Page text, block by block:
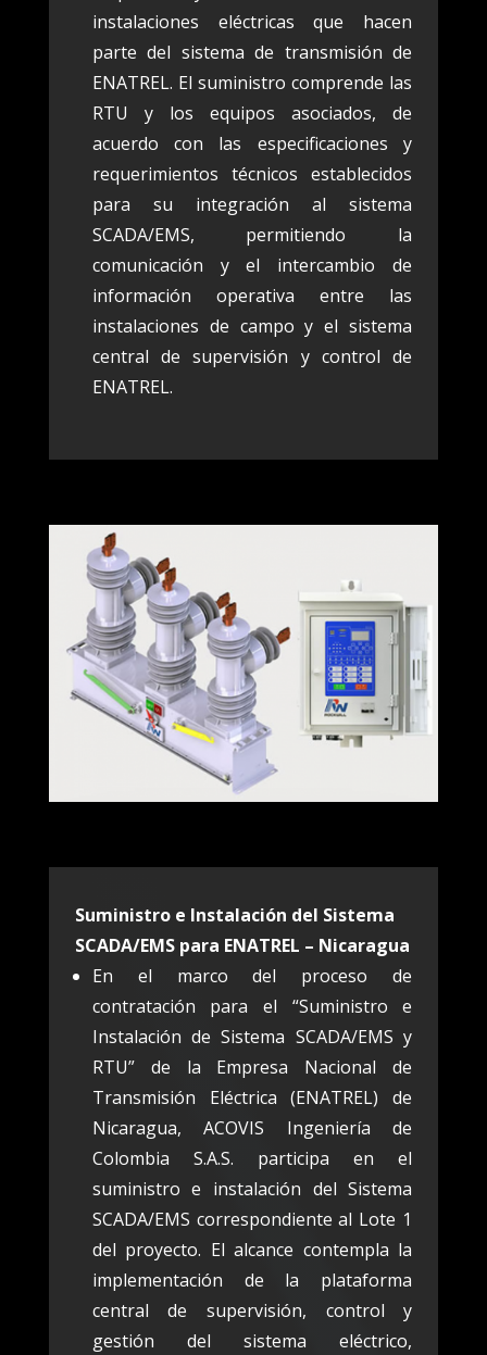
instalaciones eléctricas que hacen
parte del sistema de transmisión de
ENATREL. El suministro comprende las
RTU y los equipos asociados, de
acuerdo con las especificaciones y
requerimientos técnicos establecidos
para su integración al sistema
SCADA/EMS, permitiendo la
comunicación y el intercambio de
información operativa entre las
instalaciones de campo y el sistema
central de supervisión y control de
ENATREL.
Suministro e Instalación del Sistema
SCADA/EMS para ENATREL – Nicaragua
En el marco del proceso de
contratación para el “Suministro e
Instalación de Sistema SCADA/EMS y
RTU” de la Empresa Nacional de
Transmisión Eléctrica (ENATREL) de
Nicaragua, ACOVIS Ingeniería de
Colombia S.A.S. participa en el
suministro e instalación del Sistema
SCADA/EMS correspondiente al Lote 1
del proyecto. El alcance contempla la
implementación de la plataforma
central de supervisión, control y
gestión del sistema eléctrico,